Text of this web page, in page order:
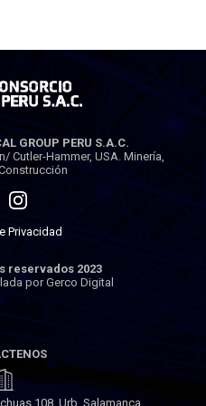
GROUP PERU S.A.C.
Cutler-Hammer, USA. Minería,
Privacidad
reservados 2023
por Gerco Digital
108, Urb. Salamanca,